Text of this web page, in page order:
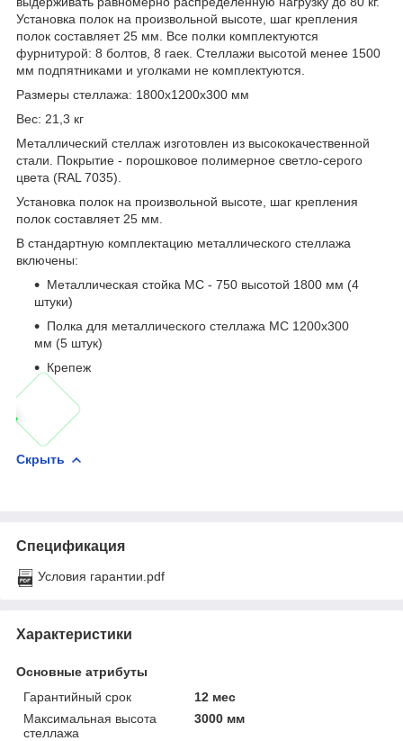
Установка полок на произвольной высоте, шаг крепления
полок составляет 25 мм. Все полки комплектуются
фурнитурой: 8 болтов, 8 гаек. Стеллажи высотой менее 1500
мм подпятниками и уголками не комплектуются.
Размеры стеллажа: 1800х1200х300 мм
Вес: 21,3 кг
Металлический стеллаж изготовлен из высококачественной
стали. Покрытие - порошковое полимерное светло-серого
цвета (RAL 7035).
Установка полок на произвольной высоте, шаг крепления
полок составляет 25 мм.
В стандартную комплектацию металлического стеллажа
включены:
Металлическая стойка МС - 750 высотой 1800 мм (4
штуки)
Полка для металлического стеллажа МС 1200х300
мм (5 штук)
Крепеж
Скрыть
Спецификация
Условия гарантии.pdf
Характеристики
Основные атрибуты
Гарантийный срок
12 мес
Максимальная высота
стеллажа
3000 мм